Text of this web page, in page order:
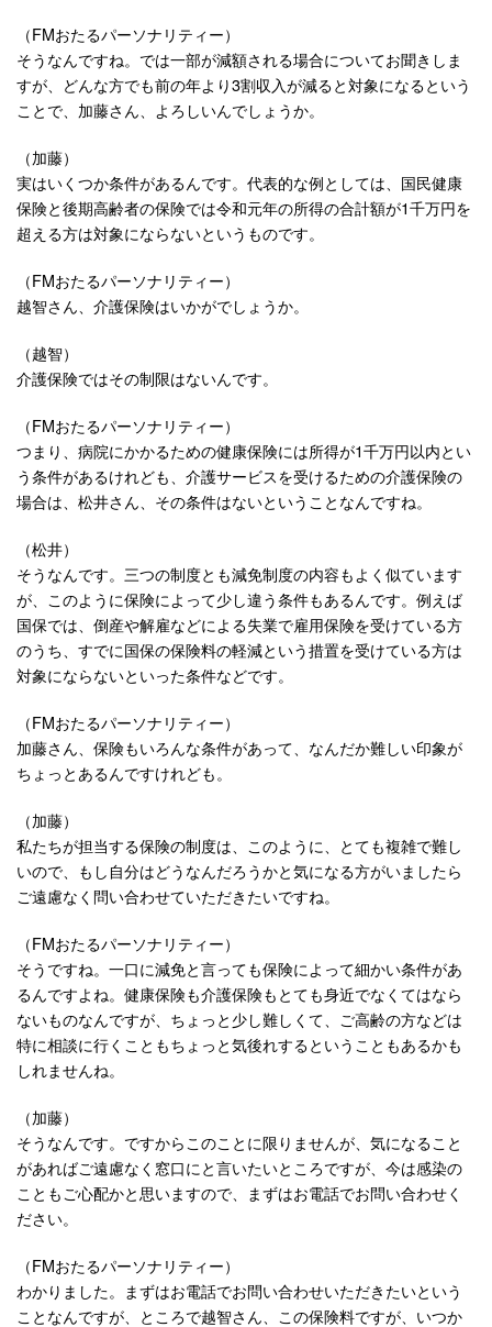
（FMおたるパーソナリティー）
そうなんですね。では一部が減額される場合についてお聞きしま
すが、どんな方でも前の年より3割収入が減ると対象になるという
ことで、加藤さん、よろしいんでしょうか。
（加藤）
実はいくつか条件があるんです。代表的な例としては、国民健康
保険と後期高齢者の保険では令和元年の所得の合計額が1千万円を
超える方は対象にならないというものです。
（FMおたるパーソナリティー）
越智さん、介護保険はいかがでしょうか。
（越智）
介護保険ではその制限はないんです。
（FMおたるパーソナリティー）
つまり、病院にかかるための健康保険には所得が1千万円以内とい
う条件があるけれども、介護サービスを受けるための介護保険の
場合は、松井さん、その条件はないということなんですね。
（松井）
そうなんです。三つの制度とも減免制度の内容もよく似ています
が、このように保険によって少し違う条件もあるんです。例えば
国保では、倒産や解雇などによる失業で雇用保険を受けている方
のうち、すでに国保の保険料の軽減という措置を受けている方は
対象にならないといった条件などです。
（FMおたるパーソナリティー）
加藤さん、保険もいろんな条件があって、なんだか難しい印象が
ちょっとあるんですけれども。
（加藤）
私たちが担当する保険の制度は、このように、とても複雑で難し
いので、もし自分はどうなんだろうかと気になる方がいましたら
ご遠慮なく問い合わせていただきたいですね。
（FMおたるパーソナリティー）
そうですね。一口に減免と言っても保険によって細かい条件があ
るんですよね。健康保険も介護保険もとても身近でなくてはなら
ないものなんですが、ちょっと少し難しくて、ご高齢の方などは
特に相談に行くこともちょっと気後れするということもあるかも
しれませんね。
（加藤）
そうなんです。ですからこのことに限りませんが、気になること
があればご遠慮なく窓口にと言いたいところですが、今は感染の
こともご心配かと思いますので、まずはお電話でお問い合わせく
ださい。
（FMおたるパーソナリティー）
わかりました。まずはお電話でお問い合わせいただきたいという
ことなんですが、ところで越智さん、この保険料ですが、いつか